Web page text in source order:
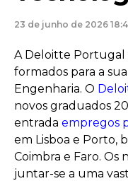
23 de junho de 2026
A Deloitte Portugal
formados para a
Engenharia. O
novos graduados
entrada empregos
em Lisboa e Porto,
Coimbra e Faro. Os
juntar-se a uma